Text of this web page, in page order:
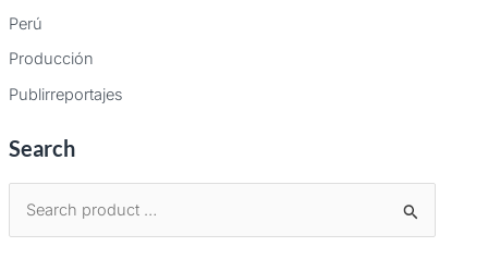
Perú
Producción
Publirreportajes
Search